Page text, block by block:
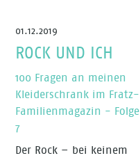
01.12.2019
ROCK UND ICH
100 Fragen an meinen
Kleiderschrank im Fratz-
Familienmagazin - Folge
7
Der Rock – bei keinem